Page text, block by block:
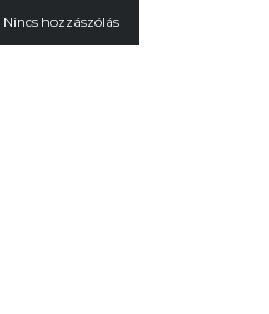
Nincs hozzászólás